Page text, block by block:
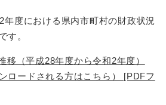
度における県内市町村の財政状況
す。
移（平成28年度から令和2年度）
ロードされる方はこちら） [PDFフ